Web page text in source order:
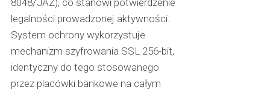
8048/JAZ), co stanowi potwierdzenie
legalności prowadzonej aktywności.
System ochrony wykorzystuje
mechanizm szyfrowania SSL 256-bit,
identyczny do tego stosowanego
przez placówki bankowe na całym